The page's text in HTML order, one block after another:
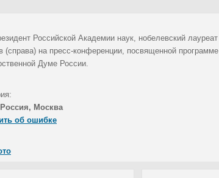
Российской Академии наук, нобелевский
(справа) на пресс-конференции, посвященной
Думе России.
Россия, Москва
об ошибке